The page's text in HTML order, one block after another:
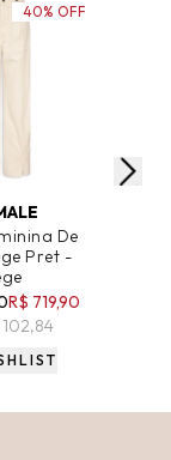
CARRINHO
De
Pret -
R$ 719,90
102,84
40% OFF